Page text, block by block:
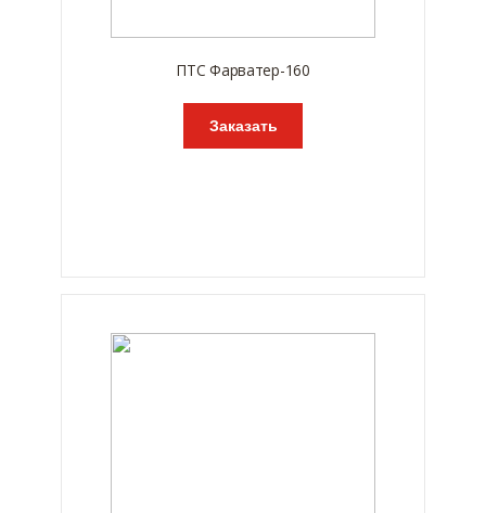
ПТС Фарватер-160
Заказать